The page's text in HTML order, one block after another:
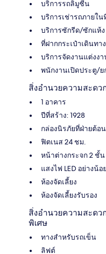
บริการรถลิมูซีน
บริการเช่ารถภายใน
บริการซักรีด/ซักแห้ง
ที่ฝากกระเป๋าเดินทาง
บริการจัดงานแต่งง
พนักงานเปิดประตู/ย
สิ่งอำนวยความสะดว
1 อาคาร
ปีที่สร้าง: 1928
กล่องนิรภัยที่ฝ่ายต้อ
ฟิตเนส 24 ชม.
หน้าต่างกระจก 2 ชั้น
แสงไฟ LED อย่างน้อ
ห้องจัดเลี้ยง
ห้องจัดเลี้ยงรับรอง
สิ่งอำนวยความสะดว
พิเศษ
ทางสำหรับรถเข็น
ลิฟต์